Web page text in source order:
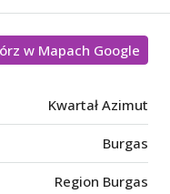
w Mapach Google
Kwartał Azimut
Burgas
Region Burgas